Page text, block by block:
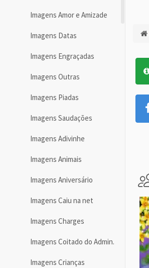
Imagens Amor e Amizade
Imagens Datas
Imagens Engraçadas
Imagens Outras
Imagens Piadas
Imagens Saudações
Imagens Adivinhe
Imagens Animais
Imagens Aniversário
Imagens Caiu na net
Imagens Charges
Imagens Coitado do Admin.
Imagens Crianças